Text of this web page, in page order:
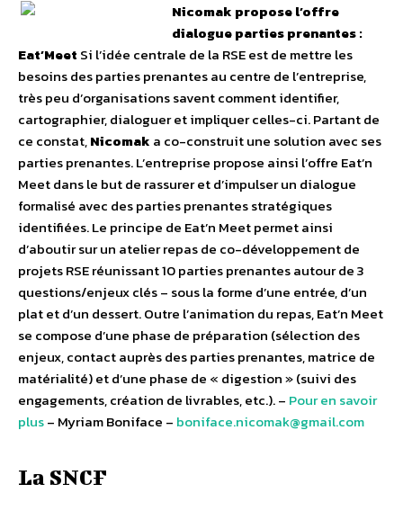
Nicomak propose l’offre
dialogue parties prenantes :
Eat’Meet Si l’idée centrale de la RSE est de mettre les
besoins des parties prenantes au centre de l’entreprise,
très peu d’organisations savent comment identifier,
cartographier, dialoguer et impliquer celles-ci. Partant de
ce constat,Nicomak a co-construit une solution avec ses
parties prenantes. L’entreprise propose ainsi l’offre Eat’n
Meet dans le but de rassurer et d’impulser un dialogue
formalisé avec des parties prenantes stratégiques
identifiées. Le principe de Eat’n Meet permet ainsi
d’aboutir sur un atelier repas de co-développement de
projets RSE réunissant 10 parties prenantes autour de 3
questions/enjeux clés – sous la forme d’une entrée, d’un
plat et d’un dessert. Outre l’animation du repas, Eat’n Meet
se compose d’une phase de préparation (sélection des
enjeux, contact auprès des parties prenantes, matrice de
matérialité) et d’une phase de « digestion » (suivi des
engagements, création de livrables, etc.). – Pour en savoir
plus– Myriam Boniface – boniface.nicomak@gmail.com
La SNCF